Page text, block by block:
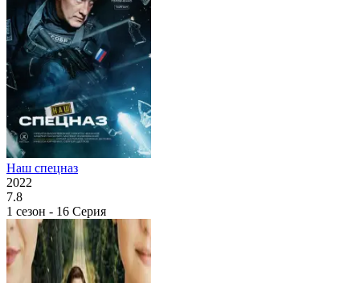
Наш спецназ
2022
7.8
1 сезон - 16 Серия